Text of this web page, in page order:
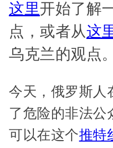
这里开始了解
点，或者从这
乌克兰的观点。
今天，俄罗斯人
了危险的非法公
可以在这个推特